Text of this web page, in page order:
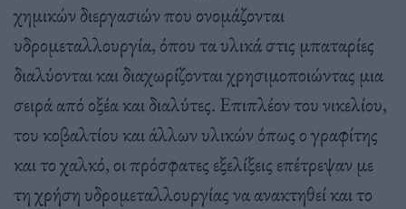
χημικών διεργασιών που ονομάζονται
υδρομεταλλουργία, όπου τα υλικά στις μπαταρίες
διαλύονται και διαχωρίζονται χρησιμοποιώντας μια
σειρά από οξέα και διαλύτες. Επιπλέον του νικελίου,
του κοβαλτίου και άλλων υλικών όπως ο γραφίτης
και το χαλκό, οι πρόσφατες εξελίξεις επέτρεψαν με
τη χρήση υδρομεταλλουργίας να ανακτηθεί και το